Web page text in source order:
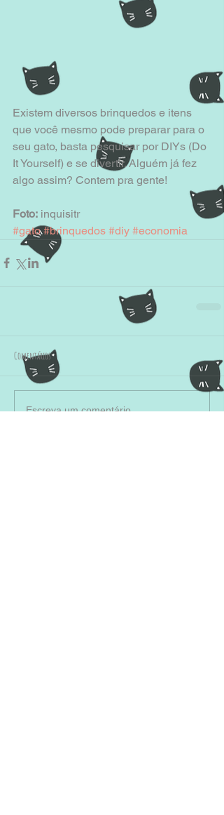
Existem diversos brinquedos e itens
que você mesmo pode preparar para o
seu gato, basta pesquisar por DIYs (Do
It Yourself) e se divertir. Alguém já fez
algo assim? Contem pra gente!
Foto: inquisitr
#gato #brinquedos #diy #economia
Comentários
Escreva um comentário